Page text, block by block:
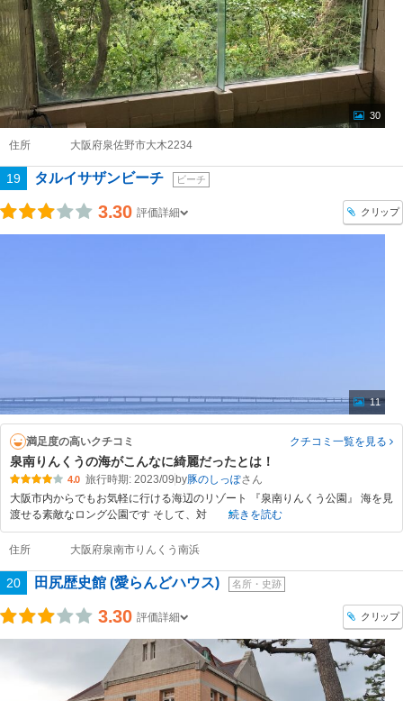
30
住所 大阪府泉佐野市大木2234
19 タルイサザンビーチ ビーチ
3.30 評価詳細 クリップ
11
満足度の高いクチコミ クチコミ一覧を見る
泉南りんくうの海がこんなに綺麗だったとは！
4.0 旅行時期: 2023/09 by豚のしっぽ
大阪市内からでもお気軽に行ける海辺のリゾート 『泉南りんくう公園』 海を見
渡せる素敵なロング公園です そして、対
続きを読む
住所 大阪府泉南市りんくう南浜
20 田尻歴史館 (愛らんどハウス) 名所・史跡
3.30 評価詳細 クリップ